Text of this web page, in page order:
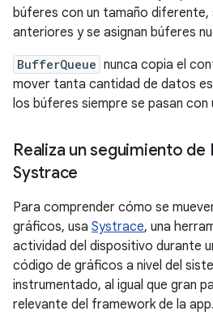
búferes con un tamaño diferente,
anteriores y se asignan búferes
BufferQueue nunca copia el
mover tanta cantidad de datos es
los búferes siempre se pasan con
Realiza un seguimiento
Systrace
Para comprender cómo se
gráficos, usa Systrace, una
actividad del dispositivo durante
código de gráficos a nivel del
instrumentado, al igual que gran
relevante del framework de la app.